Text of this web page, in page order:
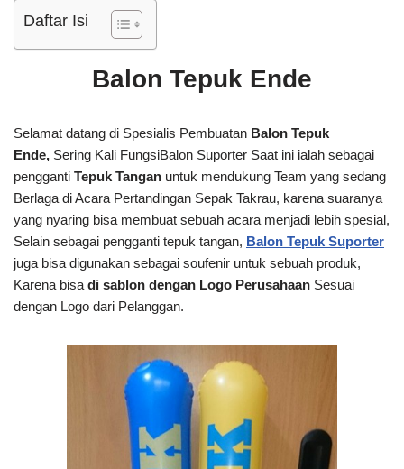
Daftar Isi
Balon Tepuk Ende
Selamat datang di Spesialis Pembuatan Balon Tepuk
Ende, Sering Kali FungsiBalon Suporter Saat ini ialah sebagai
pengganti Tepuk Tangan untuk mendukung Team yang sedang
Berlaga di Acara Pertandingan Sepak Takrau, karena suaranya
yang nyaring bisa membuat sebuah acara menjadi lebih spesial,
Selain sebagai pengganti tepuk tangan, Balon Tepuk Suporter
juga bisa digunakan sebagai soufenir untuk sebuah produk,
Karena bisa di sablon dengan Logo Perusahaan Sesuai
dengan Logo dari Pelanggan.